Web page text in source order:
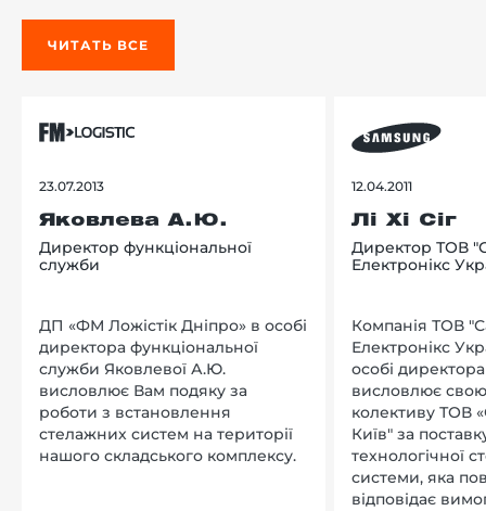
ЧИТАТЬ ВСЕ
23.07.2013
Яковлева А.Ю.
Директор функціональної
служби
ДП «ФМ Ложістік Дніпро» в особі
директора функціональної
служби Яковлевої А.Ю.
висловлює Вам подяку за
роботи з встановлення
стелажних систем на території
нашого складського комплексу.
12.04.2011
Лі Хі Сіг
Директор ТОВ
Електронікс
Компанія ТОВ
Електронікс
особі
висловлює
колективу ТОВ
Київ" за
технологічної
системи, яка
відповідає